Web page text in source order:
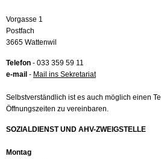
Vorgasse 1
Postfach
3665 Wattenwil
Telefon - 033 359 59 11
e-mail - Mail ins Sekretariat
Selbstverständlich ist es auch möglich einen
Öffnungszeiten zu vereinbaren.
SOZIALDIENST UND AHV-ZWEIGSTELLE
Montag